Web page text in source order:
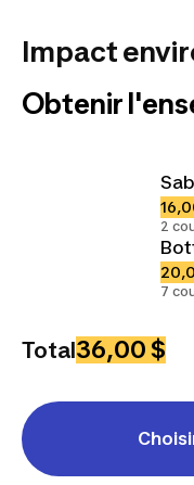
Impact
Obtenir
2
7
Total36,00 $